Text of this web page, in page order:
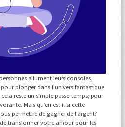
allument leurs consoles,
plonger dans l’univers fantastique
reste un simple passe-temps; pour
Mais qu’en est-il si cette
permettre de gagner de l’argent?
transformer votre amour pour les